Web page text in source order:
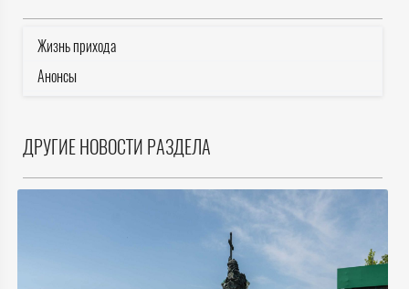
Жизнь прихода
Анонсы
ДРУГИЕ НОВОСТИ РАЗДЕЛА